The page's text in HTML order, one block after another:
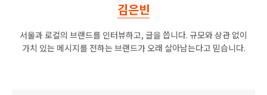
김은빈
서울과 로컬의 브랜드를 인터뷰하고, 글을 씁니다. 규모와 상관 없이
가치 있는 메시지를 전하는 브랜드가 오래 살아남는다고 믿습니다.